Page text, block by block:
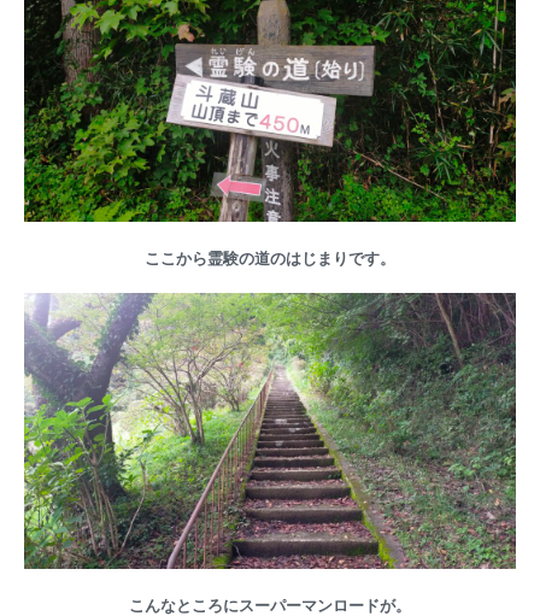
ここから霊験の道のはじまりです。
こんなところにスーパーマンロードが。